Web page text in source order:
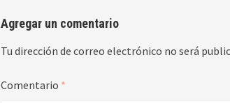
Agregar un comentario
Tu dirección de correo electrónico no será
Comentario *